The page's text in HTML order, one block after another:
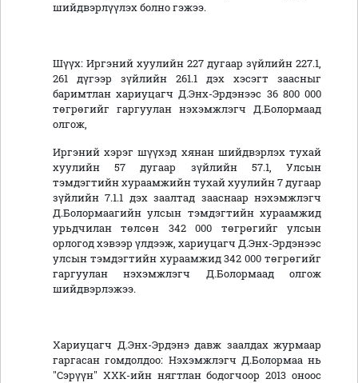
шийдвэрлүүлэх болно гэжээ.
Шүүх: Иргэний хуулийн 227 дугаар зүйлийн 227.1,
261 дүгээр зүйлийн 261.1 дэх хэсэгт заасныг
баримтлан хариуцагч Д.Энх-Эрдэнээс 36 800 000
төгрөгийг гаргуулан нэхэмжлэгч Д.Болормаад
олгож,
Иргэний хэрэг шүүхэд хянан шийдвэрлэх тухай
хуулийн 57 дугаар зүйлийн 57.1, Улсын
тэмдэгтийн хураамжийн тухай хуулийн 7 дугаар
зүйлийн 7.1.1 дэх заалтад зааснаар нэхэмжлэгч
Д.Болормаагийн улсын тэмдэгтийн хураамжид
урьдчилан төлсөн 342 000 төгрөгийг улсын
орлогод хэвээр үлдээж, хариуцагч Д.Энх-Эрдэнээс
улсын тэмдэгтийн хураамжид 342 000 төгрөгийг
гаргуулан нэхэмжлэгч Д.Болормаад олгож
шийдвэрлэжээ.
Хариуцагч Д.Энх-Эрдэнэ давж заалдах журмаар
гаргасан гомдолдоо: Нэхэмжлэгч Д.Болормаа нь
"Сэрүүн" ХХК-ийн нягтлан бодогчоор 2013 оноос